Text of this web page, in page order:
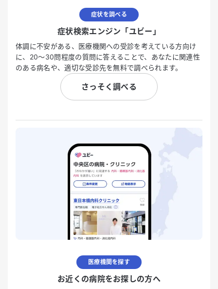
症状を調べる
症状検索エンジン「ユビー」
体調に不安がある、医療機関への受診を考えている方向け
に、20〜30問程度の質問に答えることで、あなたに関連性
のある病名や、適切な受診先を無料で調べられます。
さっそく調べる
医療機関を探す
お近くの病院をお探しの方へ